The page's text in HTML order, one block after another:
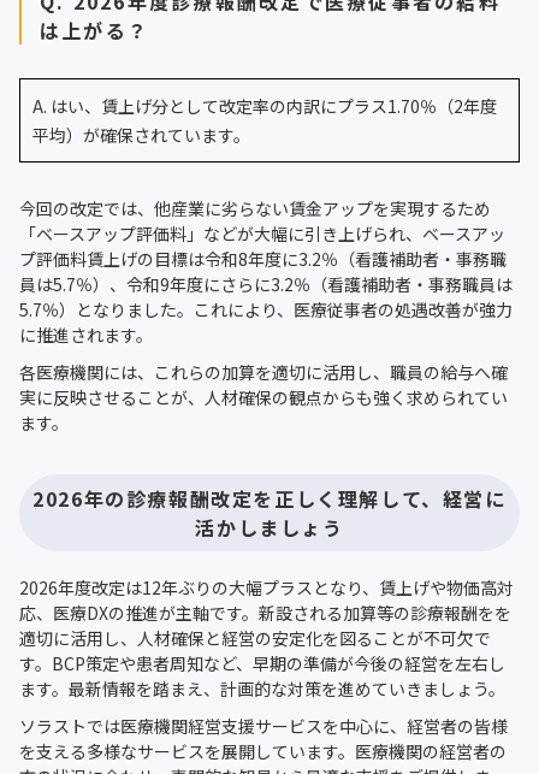
は上がる？
A. はい、賃上げ分として改定率の内訳にプラス1.70％（2年度
平均）が確保されています。
今回の改定では、他産業に劣らない賃金アップを実現するため
「ベースアップ評価料」などが大幅に引き上げられ、ベースアッ
プ評価料賃上げの目標は令和8年度に3.2％（看護補助者・事務職
員は5.7％）、令和9年度にさらに3.2％（看護補助者・事務職員は
5.7％）となりました。これにより、医療従事者の処遇改善が強力
に推進されます。
各医療機関には、これらの加算を適切に活用し、職員の給与へ確
実に反映させることが、人材確保の観点からも強く求められてい
ます。
2026年の診療報酬改定を正しく理解して、経営に
活かしましょう
2026年度改定は12年ぶりの大幅プラスとなり、賃上げや物価高対
応、医療DXの推進が主軸です。新設される加算等の診療報酬をを
適切に活用し、人材確保と経営の安定化を図ることが不可欠で
す。BCP策定や患者周知など、早期の準備が今後の経営を左右し
ます。最新情報を踏まえ、計画的な対策を進めていきましょう。
ソラストでは医療機関経営支援サービスを中心に、経営者の皆様
を支える多様なサービスを展開しています。医療機関の経営者の